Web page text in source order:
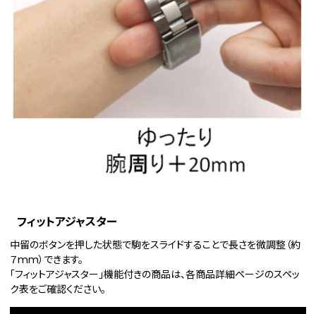
フィットアジャスター
中留のボタンを押した状態で駒をスライドすることで長さを微調整（約
７mm）できます。
「フィットアジャスター」機能付きの商品は、各商品詳細ページのスペッ
ク表をご確認ください。